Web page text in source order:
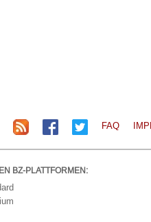
FAQ
BZ-PLATTFORMEN: